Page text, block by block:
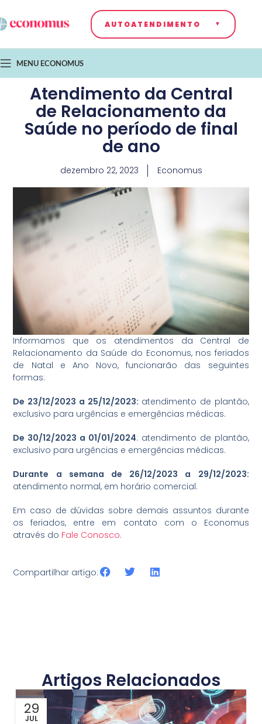
AUTOATENDIMENTO
MENU ECONOMUS
Atendimento da Central
de Relacionamento da
Saúde no período de final
de ano
dezembro 22, 2023 Economus
Informamos que os atendimentos da Central de
Relacionamento da Saúde do Economus, nos feriados
de Natal e Ano Novo, funcionarão das seguintes
formas:
De 23/12/2023 a 25/12/2023: atendimento de plantão,
exclusivo para urgências e emergências médicas.
De 30/12/2023 a 01/01/2024: atendimento de plantão,
exclusivo para urgências e emergências médicas.
Durante a semana de 26/12/2023 a 29/12/2023:
atendimento normal, em horário comercial.
Em caso de dúvidas sobre demais assuntos durante
os feriados, entre em contato com o Economus
através do Fale Conosco.
Compartilhar artigo:
Artigos Relacionados
29
JUL